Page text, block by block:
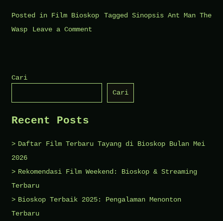
Posted in Film Bioskop Tagged Sinopsis Ant Man The
Wasp
Leave a Comment
Man
Cari
Cari
Recent Posts
Daftar Film Terbaru Tayang di Bioskop Bulan Mei
2026
Rekomendasi Film Weekend: Bioskop & Streaming
Terbaru
Bioskop Terbaik 2025: Pengalaman Menonton
Terbaru